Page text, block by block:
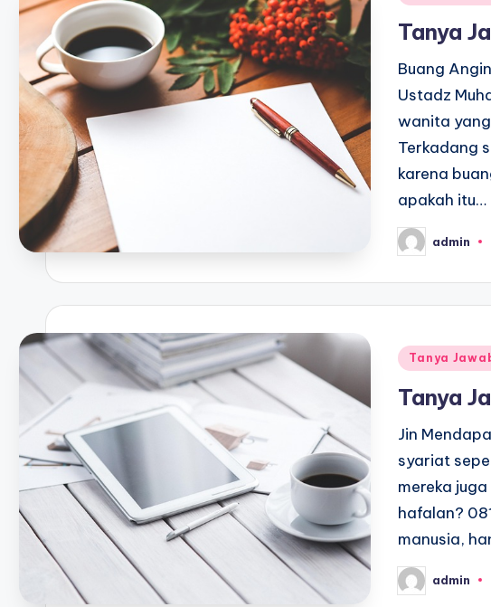
Tanya
Buang
Ustadz
wanita
Terkadang
karena
apakah itu…
Posted
by
admin
Posted
Tanya
Tanya
Jin
syariat
mereka
hafalan?
manusia,
Posted
by
admin